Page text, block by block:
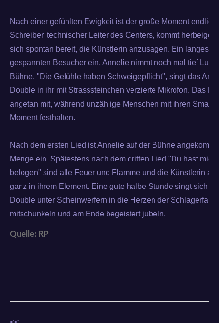
Nach einer gefühlten Ewigkeit ist der große Moment endlich
Schreiber, technischer Leiter des Centers, kommt
sich spontan bereit, die Künstlerin anzusagen. Ein langes
gespannten Besucher ein, Annelie nimmt noch mal tief Luft
Bühne. "Die Gefühle haben Schweigepflicht", singt das
Double in ihr mit Strasssteinchen verzierte Mikrofon. Das
angetan mit, während unzählige Menschen mit ihren
Moment festhalten.
Nach dem ersten Lied ist Annelie auf der Bühne
Menge ein. Spätestens nach dem dritten Lied "Du hast mich
belogen" sind alle Feuer und Flamme und die Künstlerin
ganz in ihrem Element. Eine gute halbe Stunde singt sich
Double unter Scheinwerfern in die Herzen der
mitschunkeln und am Ende begeistert jubeln.
Quelle: RP